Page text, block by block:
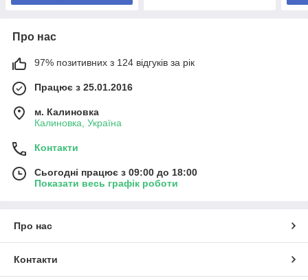
Про нас
97% позитивних з 124 відгуків за рік
Працює з 25.01.2016
м. Калиновка
Калиновка, Україна
Контакти
Сьогодні працює з 09:00 до 18:00
Показати весь графік роботи
Про нас
Контакти